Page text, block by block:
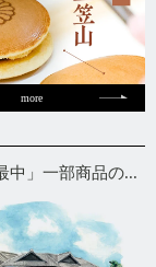
more
中」一部商品の...